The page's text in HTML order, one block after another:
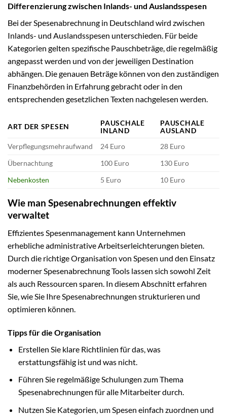
Differenzierung zwischen Inlands- und Auslandsspesen
Bei der Spesenabrechnung in Deutschland wird zwischen
Inlands- und Auslandsspesen unterschieden. Für beide
Kategorien gelten spezifische Pauschbeträge, die regelmäßig
angepasst werden und von der jeweiligen Destination
abhängen. Die genauen Beträge können von den zuständigen
Finanzbehörden in Erfahrung gebracht oder in den
entsprechenden gesetzlichen Texten nachgelesen werden.
ART DER SPESEN
PAUSCHALE
INLAND
PAUSCHALE
AUSLAND
Verpflegungsmehraufwand
24 Euro
28 Euro
Übernachtung
100 Euro
130 Euro
Nebenkosten
5 Euro 10 Euro
Wie man Spesenabrechnungen effektiv
verwaltet
Effizientes Spesenmanagement kann Unternehmen
erhebliche administrative Arbeitserleichterungen bieten.
Durch die richtige Organisation von Spesen und den Einsatz
moderner Spesenabrechnung Tools lassen sich sowohl Zeit
als auch Ressourcen sparen. In diesem Abschnitt erfahren
Sie, wie Sie Ihre Spesenabrechnungen strukturieren und
optimieren können.
Tipps für die Organisation
Erstellen Sie klare Richtlinien für das, was
erstattungsfähig ist und was nicht.
Führen Sie regelmäßige Schulungen zum Thema
Spesenabrechnungen für alle Mitarbeiter durch.
Nutzen Sie Kategorien, um Spesen einfach zuordnen und